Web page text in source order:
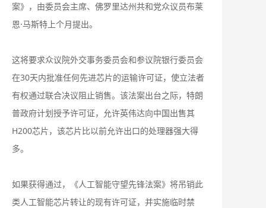
案》，由委员会主席、佛罗里达州共和党众议员布莱
恩·马斯特上个月提出。
这将要求众议院外交事务委员会和参议院银行委员会
在30天内批准任何先进芯片的运输许可证，使立法者
有权通过联合决议阻止销售。该法案出台之际，特朗
普政府计划授予许可证，允许英伟达向中国出售其
H200芯片，该芯片比以前允许出口的处理器强大得
多。
如果获得通过，《人工智能守望先锋法案》将吊销此
类人工智能芯片转让的现有许可证，并实施临时禁